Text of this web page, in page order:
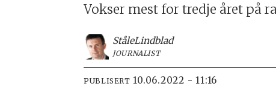
Vokser mest for tredje året på
StåleLindblad
JOURNALIST
PUBLISERT 10.06.2022 - 11:16